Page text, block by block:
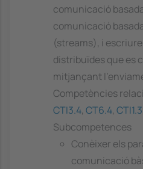
comunicació
comunicació
(streams), i
distribuïdes que es
mitjançant
Competències
CTI3.4, CT6.4, CTI1.3
Subcompetences
Conèixer els
comunicació